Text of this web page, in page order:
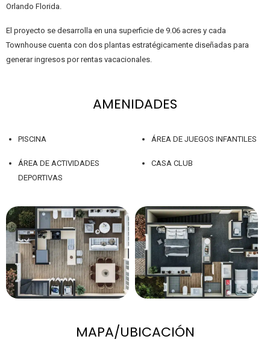
Orlando Florida.
El proyecto se desarrolla en una superficie de 9.06 acres y cada
Townhouse cuenta con dos plantas estratégicamente diseñadas para
generar ingresos por rentas vacacionales.
AMENIDADES
PISCINA
ÁREA DE ACTIVIDADES
DEPORTIVAS
ÁREA DE JUEGOS INFANTILES
CASA CLUB
MAPA/UBICACIÓN